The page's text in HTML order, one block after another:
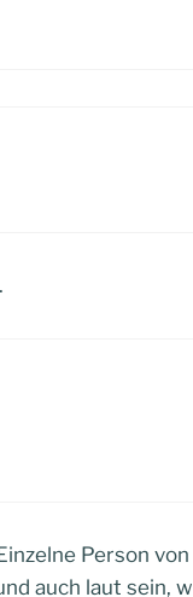
Person
auch laut sein,